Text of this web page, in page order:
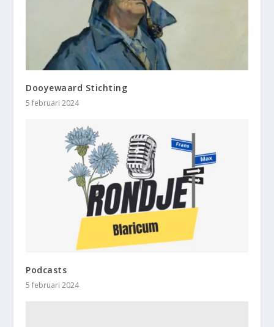
Dooyewaard Stichting
5 februari 2024
Podcasts
5 februari 2024